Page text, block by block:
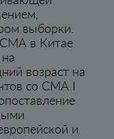
выборки.
СМА в Китае
возраст на
со СМА I
и